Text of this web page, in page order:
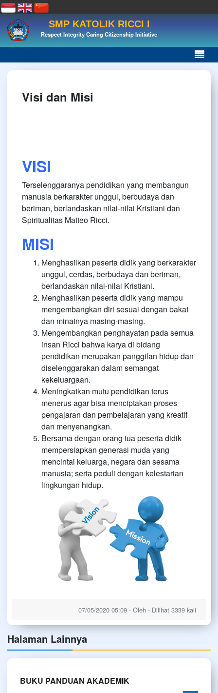
SMP KATOLIK RICCI I
Respect Integrity Caring Citizenship Initiative
Visi dan Misi
VISI
Terselenggaranya pendidikan yang membangun
manusia berkarakter unggul, berbudaya dan
beriman, berlandaskan nilai-nilai Kristiani dan
Spiritualitas Matteo Ricci.
MISI
Menghasilkan peserta didik yang berkarakter
unggul, cerdas, berbudaya dan beriman,
berlandaskan nilai-nilai Kristiani.
Menghasilkan peserta didik yang mampu
mengembangkan diri sesuai dengan bakat
dan minatnya masing-masing.
Mengembangkan penghayatan pada semua
insan Ricci bahwa karya di bidang
pendidikan merupakan panggilan hidup dan
diselenggarakan dalam semangat
kekeluargaan.
Meningkatkan mutu pendidikan terus
menerus agar bisa menciptakan proses
pengajaran dan pembelajaran yang kreatif
dan menyenangkan.
Bersama dengan orang tua peserta didik
mempersiapkan generasi muda yang
mencintai keluarga, negara dan sesama
manusia; serta peduli dengan kelestarian
lingkungan hidup.
07/05/2020 05:09 - Oleh - Dilihat 3339 kali
Halaman Lainnya
BUKU PANDUAN AKADEMIK